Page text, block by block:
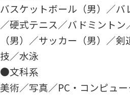
バスケットボール（男）／バ
／硬式テニス／バドミント
（男）／サッカー（男）／
技／水泳
●文科系
美術／写真／PC・コンピュ